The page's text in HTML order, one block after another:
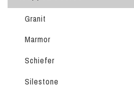
Granit
Marmor
Schiefer
Silestone